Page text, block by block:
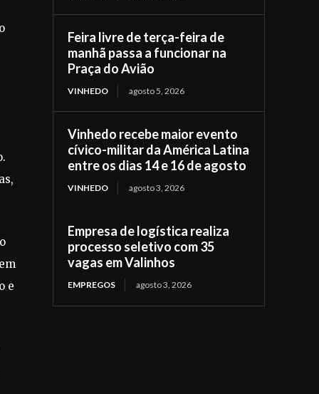
e
Feira livre de terça-feira de
manhã passa a funcionar na
Praça do Avião
VINHEDO agosto 5, 2026
Vinhedo recebe maior evento
cívico-militar da América Latina
entre os dias 14 e 16 de agosto
VINHEDO agosto 3, 2026
Empresa de logística realiza
processo seletivo com 35
vagas em Valinhos
EMPREGOS agosto 3, 2026